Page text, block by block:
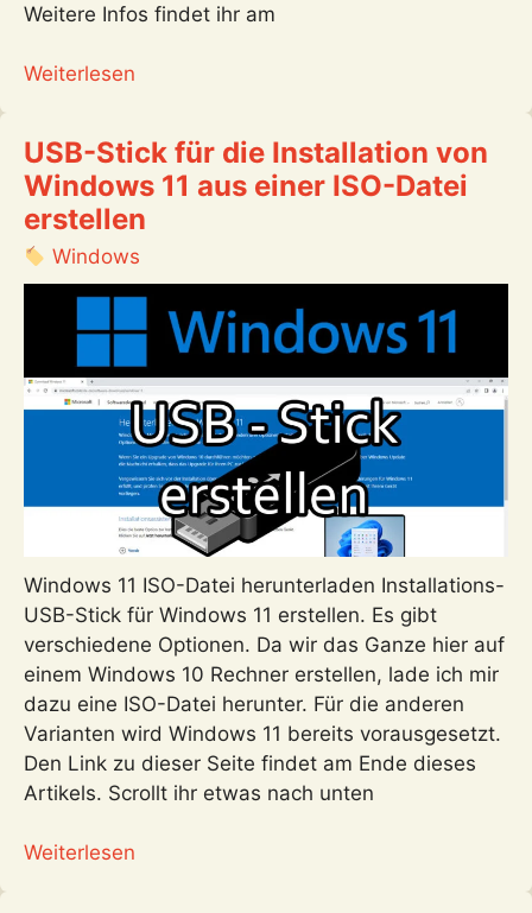
Weitere Infos findet ihr am
Weiterlesen
SVO
Glasfaseranschluss
einrichten
(Internet
+
Telefonie)
USB-Stick für die Installation von
Windows 11 aus einer ISO-Datei
erstellen
Windows
Windows 11 ISO-Datei herunterladen Installations-
USB-Stick für Windows 11 erstellen. Es gibt
verschiedene Optionen. Da wir das Ganze hier auf
einem Windows 10 Rechner erstellen, lade ich mir
dazu eine ISO-Datei herunter. Für die anderen
Varianten wird Windows 11 bereits vorausgesetzt.
Den Link zu dieser Seite findet am Ende dieses
Artikels. Scrollt ihr etwas nach unten
Weiterlesen